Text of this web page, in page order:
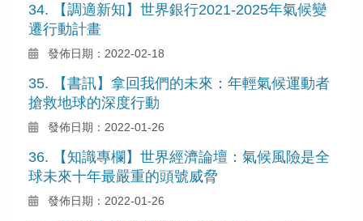
34. 【調適新知】世界銀行2021-2025年氣候變
遷行動計畫
發佈日期：2022-02-18
35. 【書訊】拿回我們的未來：年輕氣候運動者
搶救地球的深度行動
發佈日期：2022-01-26
36. 【知識專欄】世界經濟論壇：氣候風險是全
球未來十年最嚴重的頭號威脅
發佈日期：2022-01-26